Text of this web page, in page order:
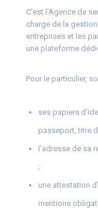
C’est l’Agence de
charge de la
entreprises et les
une plateforme
Pour le particulier,
ses papiers
passeport, titre
l’adresse de sa
;
une attestation
mentions